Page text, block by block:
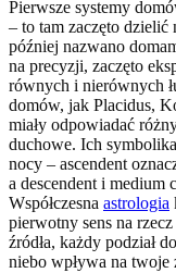
Pierwsze systemy
– to tam zaczęto
później nazwano
na precyzji, zaczęto
równych i nierównych
domów, jak Placidus,
miały odpowiadać
duchowe. Ich
nocy – ascendent
a descendent i medium
Współczesna astrologia
pierwotny sens na
źródła, każdy podział
niebo wpływa na twoje